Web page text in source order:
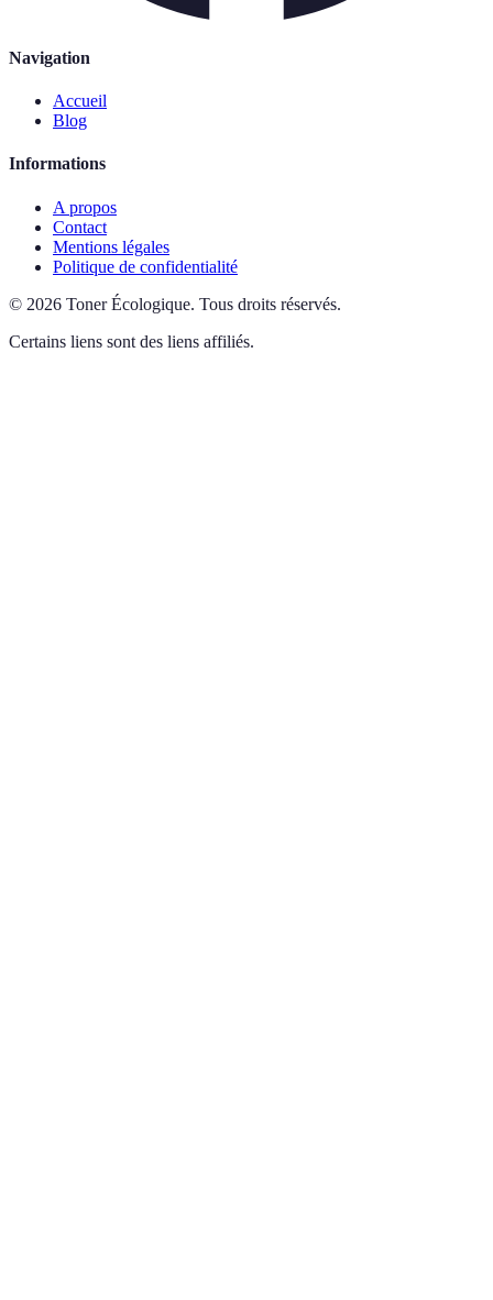
Navigation
Accueil
Blog
Informations
A propos
Contact
Mentions légales
Politique de confidentialité
© 2026 Toner Écologique. Tous droits réservés.
Certains liens sont des liens affiliés.